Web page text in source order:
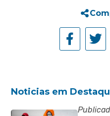
Noticias em